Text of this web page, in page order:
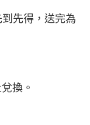
先得，送完為
換。